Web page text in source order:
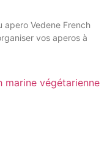
apero Vedene French
vos aperos à